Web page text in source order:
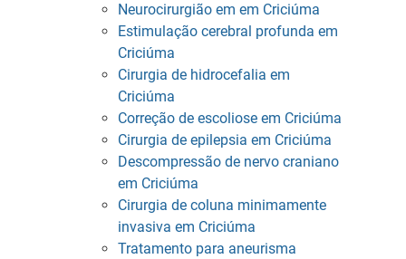
Neurocirurgião em em Criciúma
Estimulação cerebral profunda em
Criciúma
Cirurgia de hidrocefalia em
Criciúma
Correção de escoliose em Criciúma
Cirurgia de epilepsia em Criciúma
Descompressão de nervo craniano
em Criciúma
Cirurgia de coluna minimamente
invasiva em Criciúma
Tratamento para aneurisma